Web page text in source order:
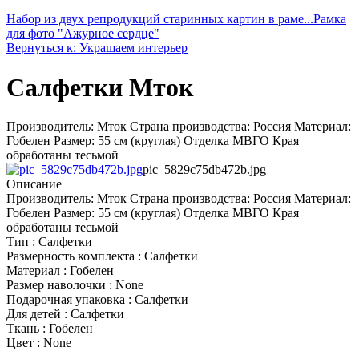
Набор из двух репродукций старинных картин в раме...Рамка
для фото "Ажурное сердце"
Вернуться к: Украшаем интерьер
Салфетки Мток
Производитель: Мток Страна производства: Россия Материал:
Гобелен Размер: 55 см (круглая) Отделка МВГО Края
обработаны тесьмой
pic_5829c75db472b.jpg
Описание
Производитель: Мток Страна производства: Россия Материал:
Гобелен Размер: 55 см (круглая) Отделка МВГО Края
обработаны тесьмой
Тип : Салфетки
Размерность комплекта : Салфетки
Материал : Гобелен
Размер наволочки : None
Подарочная упаковка : Салфетки
Для детей : Салфетки
Ткань : Гобелен
Цвет : None